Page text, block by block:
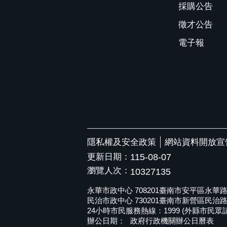
採購公告
徵才公告
電子報
隱私權及安全政策
網站資料開放宣
更新日期： 115-08-07
瀏覽人次： 10327135
永華市政中心 708201臺南市安平區永華
民治市政中心 730201臺南市新營區民治
24小時市民服務熱線：1999 (外縣市民眾
辦公日期：
政府行政機關辦公日曆表